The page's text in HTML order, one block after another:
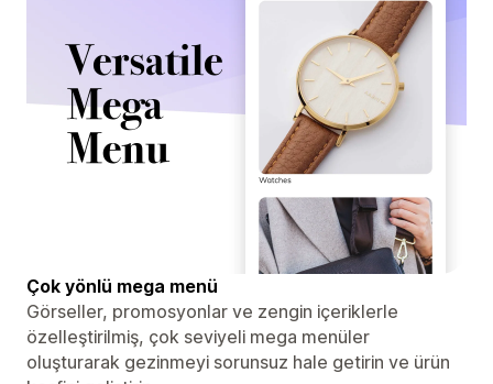
Çok yönlü mega menü
Görseller, promosyonlar ve zengin içeriklerle
özelleştirilmiş, çok seviyeli mega menüler
oluşturarak gezinmeyi sorunsuz hale getirin ve ürün